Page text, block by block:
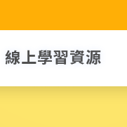
線上學習資源